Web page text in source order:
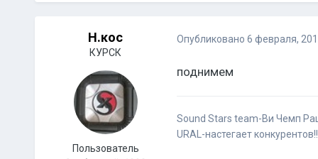
Н.кос
КУРСК
Пользователь
Опубликовано 6 февраля,
поднимем
Sound Stars team-Ви Чемп
URAL-настегает